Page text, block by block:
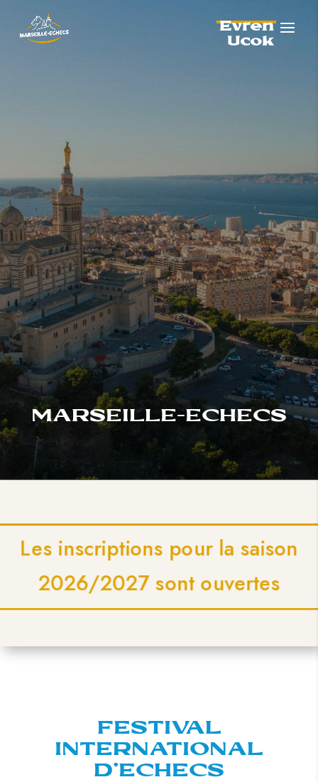
Evren
Ucok
MARSEILLE-ECHECS
Les inscriptions pour la saison
2026/2027 sont ouvertes
FESTIVAL
INTERNATIONAL
D’ECHECS